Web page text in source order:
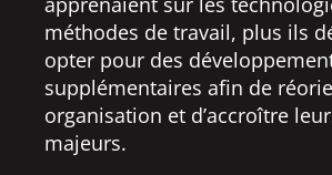
méthodes de travail, plus ils
opter pour des
supplémentaires afin de
organisation et d’accroître
majeurs.